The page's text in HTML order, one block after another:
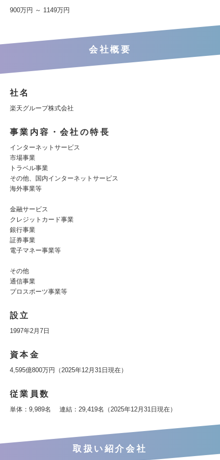
900万円 ～ 1149万円
会社概要
社名
楽天グループ株式会社
事業内容・会社の特長
インターネットサービス
市場事業
トラベル事業
その他、国内インターネットサービス
海外事業等
金融サービス
クレジットカード事業
銀行事業
証券事業
電子マネー事業等
その他
通信事業
プロスポーツ事業等
設立
1997年2月7日
資本金
4,595億800万円（2025年12月31日現在）
従業員数
単体：9,989名 連結：29,419名（2025年12月31日現在）
取扱い紹介会社